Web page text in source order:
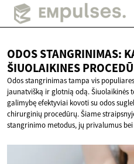
ODOS STANGRINIMAS:
ŠIUOLAIKINES
Odos stangrinimas tampa vis
jaunatvišką ir glotnią odą. Šiuolaikinės
galimybę efektyviai kovoti su odos
chirurginių procedūrų. Šiame
stangrinimo metodus, jų privalumus